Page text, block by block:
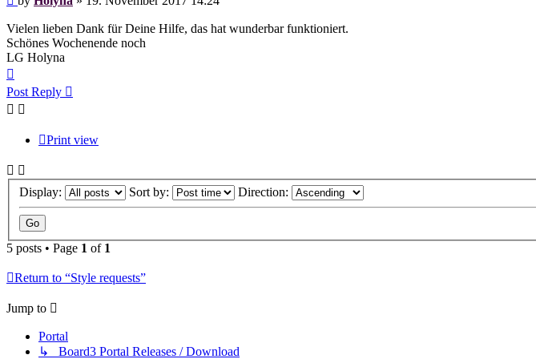
Vielen lieben Dank für Deine Hilfe, das hat wunderbar funktioniert.
Schönes Wochenende noch
LG Holyna
Post Reply
Print view
Display: Sort by: Direction:
5 posts • Page 1 of 1
Return to “Style requests”
Jump to
Portal
↳ Board3 Portal Releases / Download